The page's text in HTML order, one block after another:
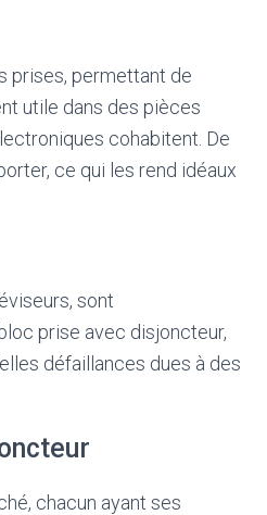
prises, permettant de
utile dans des pièces
cohabitent. De
ce qui les rend idéaux
sont
prise avec disjoncteur,
défaillances dues à des
chacun ayant ses